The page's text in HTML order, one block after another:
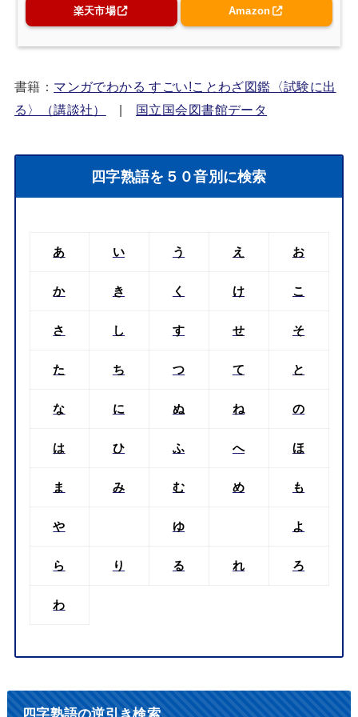
楽天市場 Amazon
書籍： マンガでわかる すごい!ことわざ図鑑〈試験に出
る〉（講談社）
| 国立国会図書館データ
四字熟語を５０音別に検索
あ い う え お
か き く け こ
さ し す せ そ
た ち つ て と
な に ぬ ね の
は ひ ふ へ ほ
ま み む め も
や ゆ よ
ら り る れ ろ
わ
四字熟語の逆引き検索